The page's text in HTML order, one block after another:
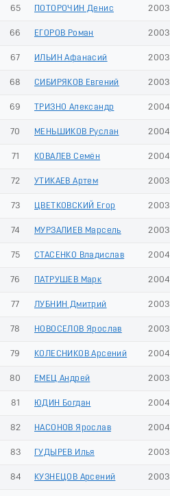
65 ПОТОРОЧИН Денис 2003
66 ЕГОРОВ Роман 2003
67 ИЛЬИН Афанасий 2003
68 СИБИРЯКОВ Евгений 2003
69 ТРИЗНО Александр 2004
70 МЕНЬШИКОВ Руслан 2004
71 КОВАЛЕВ Семён 2004
72 УТИКАЕВ Артем 2003
73 ЦВЕТКОВСКИЙ Егор 2003
74 МУРЗАЛИЕВ Марсель 2003
75 СТАСЕНКО Владислав 2004
76 ПАТРУШЕВ Марк 2004
77 ЛУБНИН Дмитрий 2003
78 НОВОСЕЛОВ Ярослав 2003
79 КОЛЕСНИКОВ Арсений 2004
80 ЕМЕЦ Андрей 2003
81 ЮДИН Богдан 2004
82 НАСОНОВ Ярослав 2004
83 ГУДЫРЕВ Илья 2003
84 КУЗНЕЦОВ Арсений 2003